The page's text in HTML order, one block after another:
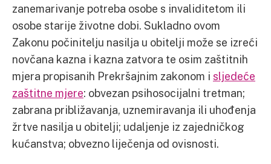
zanemarivanje potreba osobe s invaliditetom ili
osobe starije životne dobi. Sukladno ovom
Zakonu počinitelju nasilja u obitelji može se izreći
novčana kazna i kazna zatvora te osim zaštitnih
mjera propisanih Prekršajnim zakonom i sljedeće
zaštitne mjere: obvezan psihosocijalni tretman;
zabrana približavanja, uznemiravanja ili uhođenja
žrtve nasilja u obitelji; udaljenje iz zajedničkog
kućanstva; obvezno liječenja od ovisnosti.